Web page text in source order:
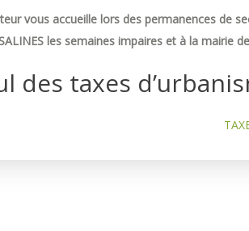
vous accueille lors des permanences de
les semaines impaires et à la mairie
des taxes